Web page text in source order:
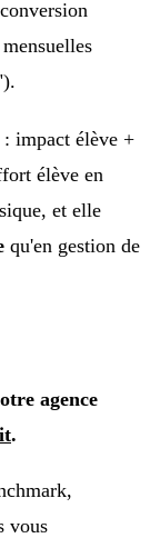
impact élève +
élève en
et elle
qu'en gestion de
agence
.
vous